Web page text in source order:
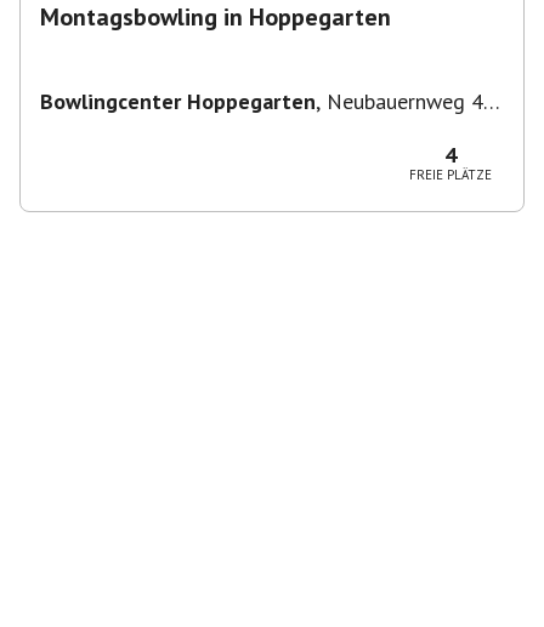
Montagsbowling in Hoppegarten
Bowlingcenter Hoppegarten, Neubauernweg 4,
4
FREIE PLÄTZE